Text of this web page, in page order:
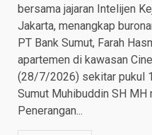
bersama jajaran Intelijen
Jakarta, menangkap
PT Bank Sumut, Farah
apartemen di kawasan
(28/7/2026) sekitar pukul
Sumut Muhibuddin SH
Penerangan...